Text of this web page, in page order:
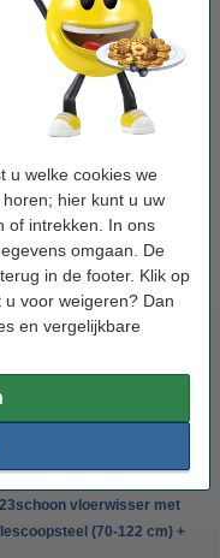
u welke cookies we
hier kunt u uw
of intrekken. In ons
omgaan. De
in de footer. Klik op
voor weigeren? Dan
en vergelijkbare
vloerwisser met
(70-122 cm) +